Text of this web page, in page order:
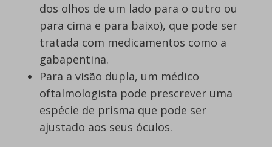
dos olhos de um lado para o outro ou
para cima e para baixo), que pode ser
tratada com medicamentos como a
gabapentina.
Para a visão dupla, um médico
oftalmologista pode prescrever uma
espécie de prisma que pode ser
ajustado aos seus óculos.